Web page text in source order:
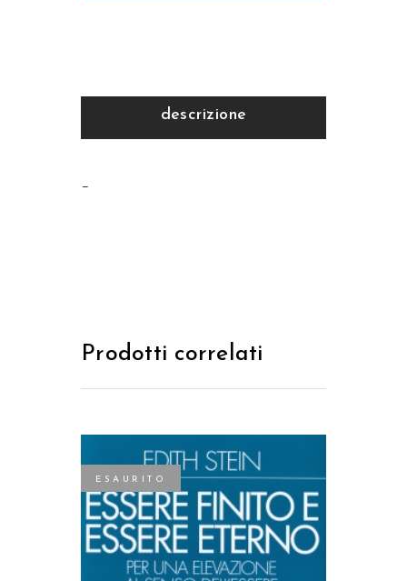
descrizione
–
Prodotti correlati
ESAURITO